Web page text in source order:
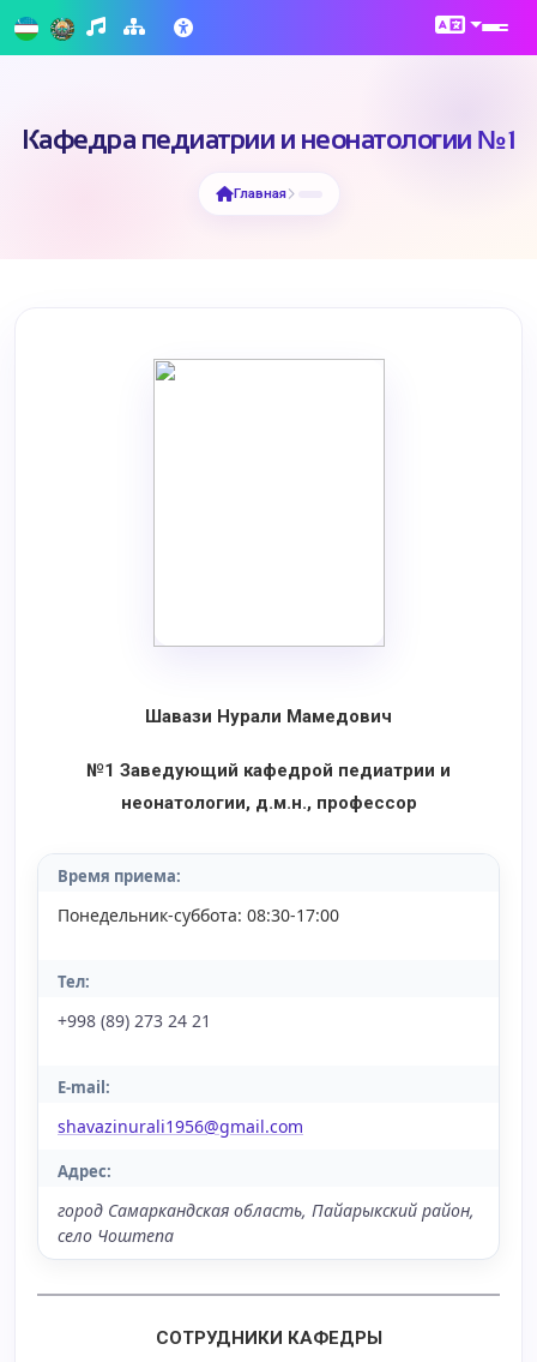
Кафедра педиатрии и неонатологии №1
Главная
Шавази Нурали Мамедович
№1 Заведующий кафедрой педиатрии и
неонатологии, д.м.н., профессор
Время приема:
Понедельник-суббота: 08:30-17:00
Тел:
+998 (89) 273 24 21
E-mail:
shavazinurali1956@gmail.com
Адрес:
город Самаркандская область, Пайарыкский район,
село Чоштепа
СОТРУДНИКИ КАФЕДРЫ